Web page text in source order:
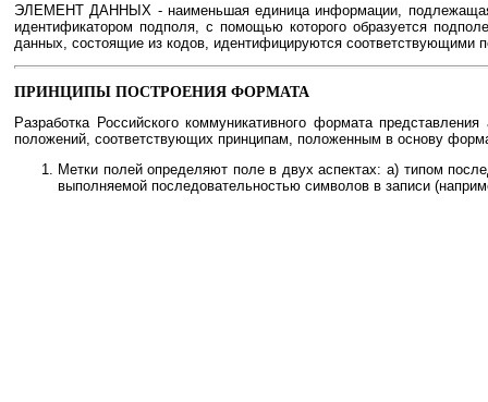
ЭЛЕМЕНТ ДАННЫХ - наименьшая единица информации,
идентификатором подполя, с помощью которого образуется
данных, состоящие из кодов, идентифицируются соответствующими
ПРИНЦИПЫ ПОСТРОЕНИЯ ФОРМАТА
Разработка Российского коммуникативного формата
положений, соответствующих принципам, положенным в основу
Метки полей определяют поле в двух аспектах: а) типом
выполняемой последовательностью символов в записи